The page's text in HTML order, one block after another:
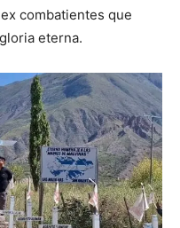
combatientes que
eterna.